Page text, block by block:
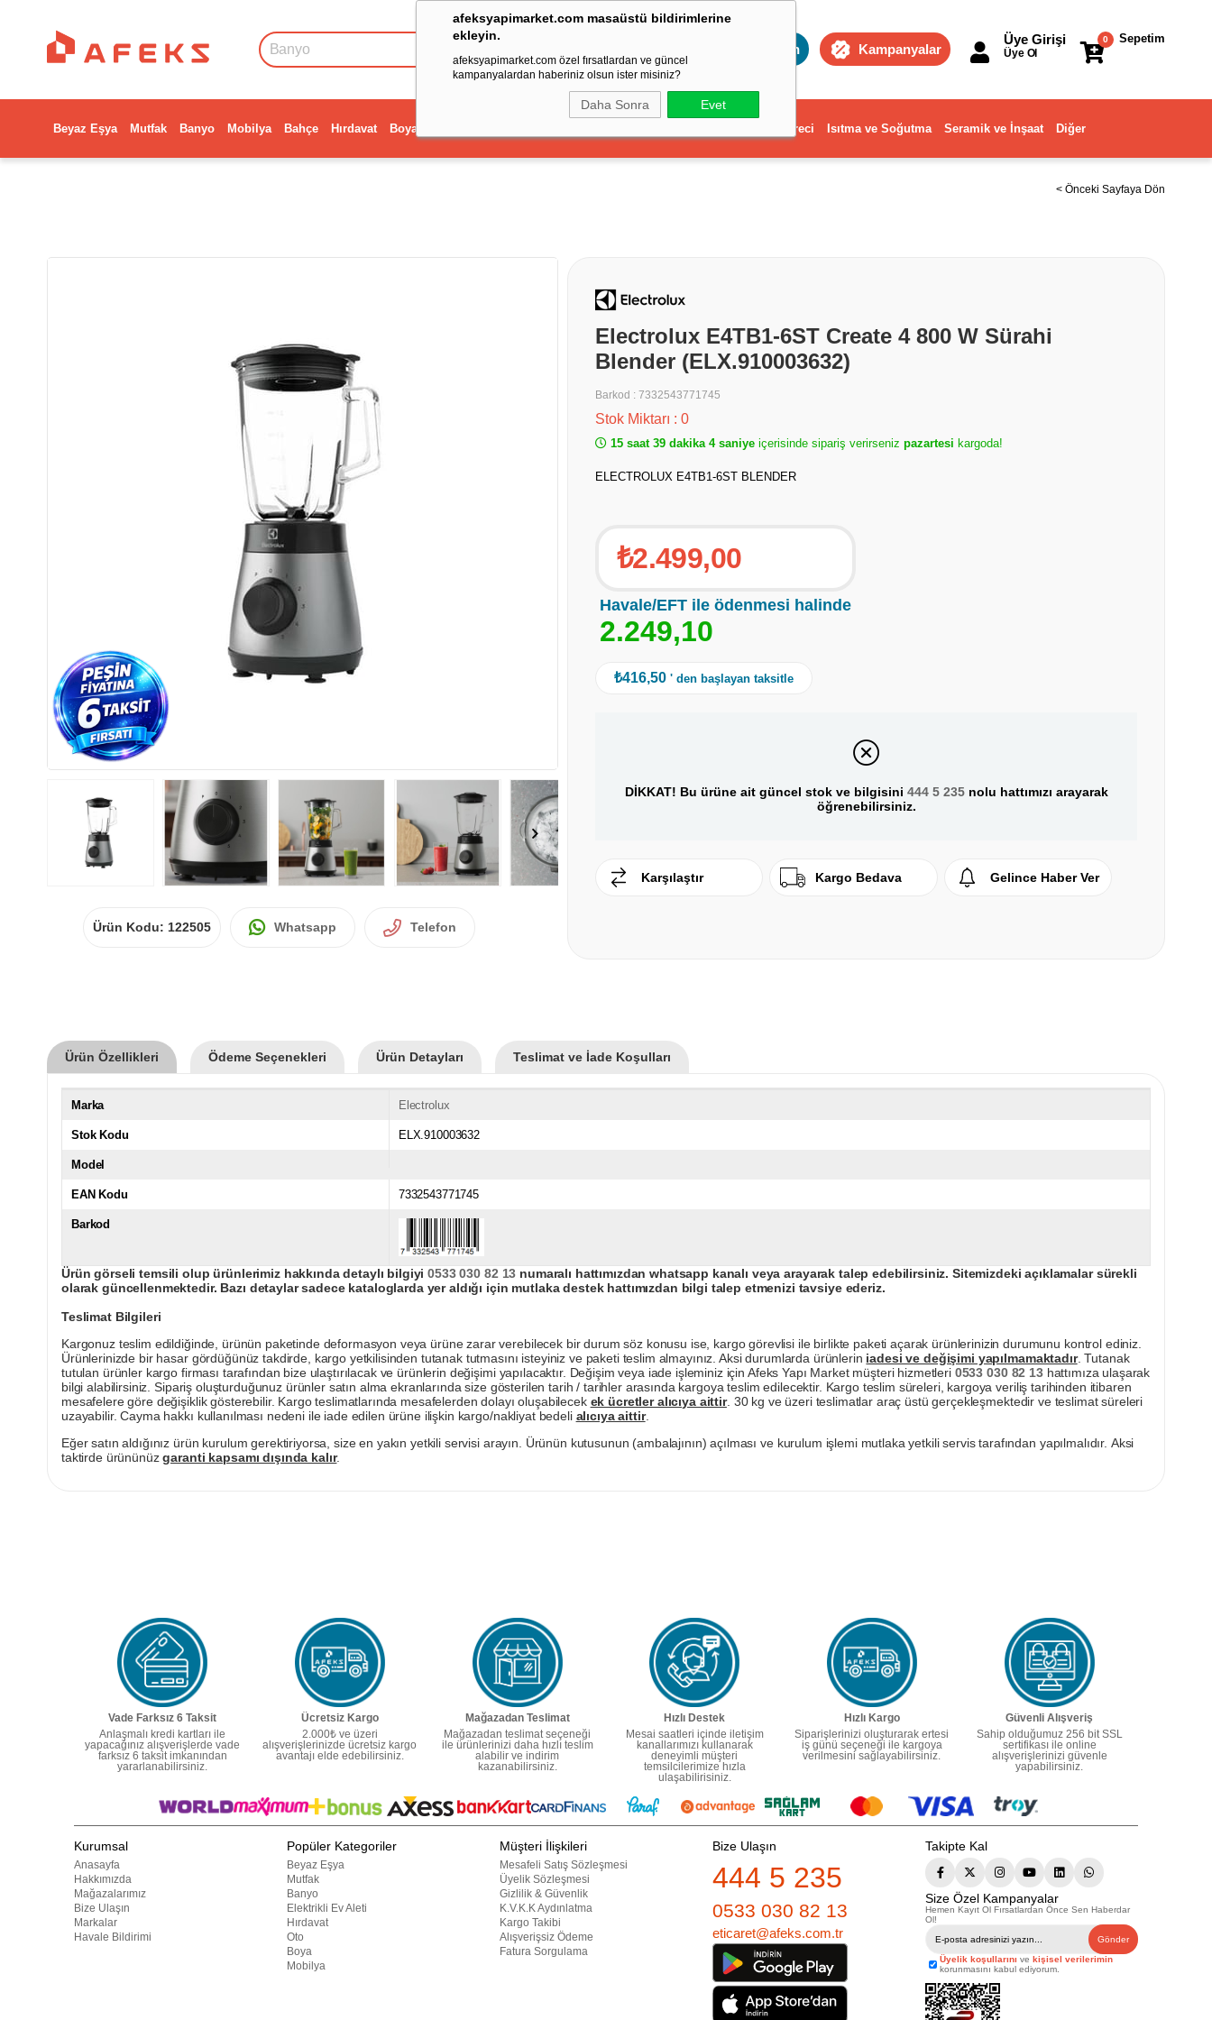
afeksyapimarket.com masaüstü bildirimlerine
ekleyin.
afeksyapimarket.com özel fırsatlardan ve güncel
kampanyalardan haberiniz olsun ister misiniz?
Daha Sonra Evet
Toptan Kampanyalar
Sepetim
0
Üye Girişi
Üye Ol
Beyaz Eşya Mutfak Banyo Mobilya Bahçe Hırdavat Boya Dekorasyon ve Ev Gereci Isıtma ve Soğutma Seramik ve İnşaat Diğer
< Önceki Sayfaya Dön
Ürün Kodu: 122505 Whatsapp Telefon
Electrolux E4TB1-6ST Create 4 800 W Sürahi
Blender (ELX.910003632)
Barkod : 7332543771745
Stok Miktarı : 0
15 saat 39 dakika 3 saniye içerisinde sipariş verirseniz pazartesi kargoda!
ELECTROLUX E4TB1-6ST BLENDER
₺2.499,00
Havale/EFT ile ödenmesi halinde
2.249,10
₺416,50 ' den başlayan taksitle
DİKKAT! Bu ürüne ait güncel stok ve bilgisini 444 5 235nolu hattımızı arayarak
öğrenebilirsiniz.
Karşılaştır Kargo Bedava Gelince Haber Ver
Ürün Özellikleri Ödeme Seçenekleri Ürün Detayları Teslimat ve İade Koşulları
Marka Electrolux
Stok Kodu ELX.910003632
Model
EAN Kodu 7332543771745
Barkod
Ürün görseli temsili olup ürünlerimiz hakkında detaylı bilgiyi0533 030 82 13 numaralı hattımızdan whatsapp kanalı veya arayarak talep edebilirsiniz. Sitemizdeki açıklamalar sürekli
olarak güncellenmektedir. Bazı detaylar sadece kataloglarda yer aldığı için mutlaka destek hattımızdan bilgi talep etmenizi tavsiye ederiz.
Teslimat Bilgileri
Kargonuz teslim edildiğinde, ürünün paketinde deformasyon veya ürüne zarar verebilecek bir durum söz konusu ise, kargo görevlisi ile birlikte paketi açarak ürünlerinizin durumunu kontrol ediniz.
Ürünlerinizde bir hasar gördüğünüz takdirde, kargo yetkilisinden tutanak tutmasını isteyiniz ve paketi teslim almayınız. Aksi durumlarda ürünlerin iadesi ve değişimi yapılmamaktadır. Tutanak
tutulan ürünler kargo firması tarafından bize ulaştırılacak ve ürünlerin değişimi yapılacaktır. Değişim veya iade işleminiz için Afeks Yapı Market müşteri hizmetleri 0533 030 82 13hattımıza ulaşarak
bilgi alabilirsiniz. Sipariş oluşturduğunuz ürünler satın alma ekranlarında size gösterilen tarih / tarihler arasında kargoya teslim edilecektir. Kargo teslim süreleri, kargoya veriliş tarihinden itibaren
mesafelere göre değişiklik gösterebilir. Kargo teslimatlarında mesafelerden dolayı oluşabilecek ek ücretler alıcıya aittir. 30 kg ve üzeri teslimatlar araç üstü gerçekleşmektedir ve teslimat süreleri
uzayabilir. Cayma hakkı kullanılması nedeni ile iade edilen ürüne ilişkin kargo/nakliyat bedeli alıcıya aittir.
Eğer satın aldığınız ürün kurulum gerektiriyorsa, size en yakın yetkili servisi arayın. Ürünün kutusunun (ambalajının) açılması ve kurulum işlemi mutlaka yetkili servis tarafından yapılmalıdır. Aksi
taktirde ürününüzgaranti kapsamı dışında kalır.
Vade Farksız 6 Taksit
Anlaşmalı kredi kartları ile
yapacağınız alışverişlerde vade
farksız 6 taksit imkanından
yararlanabilirsiniz.
Ücretsiz Kargo
2.000₺ ve üzeri
alışverişlerinizde ücretsiz kargo
avantajı elde edebilirsiniz.
Mağazadan Teslimat
Mağazadan teslimat seçeneği
ile ürünlerinizi daha hızlı teslim
alabilir ve indirim
kazanabilirsiniz.
Hızlı Destek
Mesai saatleri içinde iletişim
kanallarımızı kullanarak
deneyimli müşteri
temsilcilerimize hızla
ulaşabilirisiniz.
Hızlı Kargo
Siparişlerinizi oluşturarak ertesi
iş günü seçeneği ile kargoya
verilmesini sağlayabilirsiniz.
Güvenli Alışveriş
Sahip olduğumuz 256 bit SSL
sertifikası ile online
alışverişlerinizi güvenle
yapabilirsiniz.
Kurumsal
Anasayfa
Hakkımızda
Mağazalarımız
Bize Ulaşın
Markalar
Havale Bildirimi
Popüler Kategoriler
Beyaz Eşya
Mutfak
Banyo
Elektrikli Ev Aleti
Hırdavat
Oto
Boya
Mobilya
Müşteri İlişkileri
Mesafeli Satış Sözleşmesi
Üyelik Sözleşmesi
Gizlilik & Güvenlik
K.V.K.K Aydınlatma
Kargo Takibi
Alışverişsiz Ödeme
Fatura Sorgulama
Bize Ulaşın
444 5 235
0533 030 82 13
eticaret@afeks.com.tr
Takipte Kal
Size Özel Kampanyalar
Hemen Kayıt Ol Fırsatlardan Önce Sen Haberdar
Ol!
Gönder
Üyelik koşullarını ve kişisel verilerimin
korunmasını kabul ediyorum.